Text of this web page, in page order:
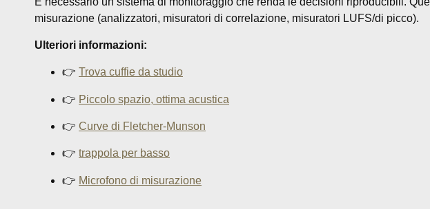
misurazione (analizzatori, misuratori di correlazione, misuratori LUFS/di picco).
Ulteriori informazioni:
👉 Trova cuffie da studio
👉 Piccolo spazio, ottima acustica
👉 Curve di Fletcher-Munson
👉 trappola per basso
👉 Microfono di misurazione